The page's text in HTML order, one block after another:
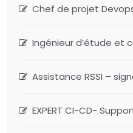
Chef de projet
Ingénieur d’étude et
Assistance RSSI –
EXPERT CI-CD-